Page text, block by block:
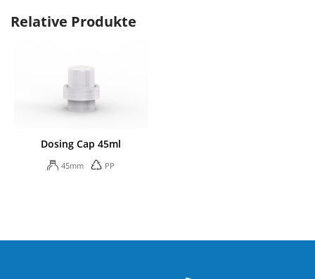
Relative Produkte
Dosing Cap 45ml
45mm PP